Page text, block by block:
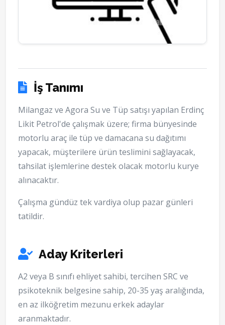
İş Tanımı
Milangaz ve Agora Su ve Tüp satışı yapılan Erdinç
Likit Petrol'de çalışmak üzere; firma bünyesinde
motorlu araç ile tüp ve damacana su dağıtımı
yapacak, müşterilere ürün teslimini sağlayacak,
tahsilat işlemlerine destek olacak motorlu kurye
alınacaktır.
Çalışma gündüz tek vardiya olup pazar günleri
tatildir.
Aday Kriterleri
A2 veya B sınıfı ehliyet sahibi, tercihen SRC ve
psikoteknik belgesine sahip, 20-35 yaş aralığında,
en az ilköğretim mezunu erkek adaylar
aranmaktadır.